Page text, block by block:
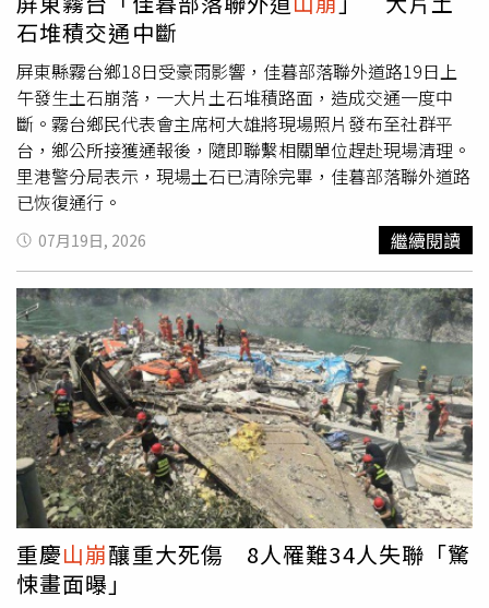
定，防止囤積與物價失控，同時加強能源安全及供應鏈韌
性，以降低國際局勢對菲律賓經濟的衝擊。在外交與國防方
面，小馬可仕再次重申菲律賓維護西菲律賓海（南海）主權
的立場，強調菲律賓不會放棄2016年南海仲裁案所確認的
合法權利，捍衛國家主權與漁民權益的立場不會改變。此
外，小馬可仕與昔日執政盟友、副總統薩拉杜特蒂的政治裂
痕也持續擴大。薩拉目前因涉及貪腐及涉嫌威脅總統等指控
接受彈劾審判，使菲律賓政局更加敏感。分析人士指出，小
馬可仕此次國情咨文除了交代政府一年來的施政成果，更試
圖透過「不護親、不護友」的肅貪態度，回應外界要求徹查
高層政治人物的期待。然而，這場反貪行動能否真正持續推
進，並讓所有涉案者依法接受審判，仍將是菲律賓社會未來
最關注的焦點。
部分工人來不及撤離，被困在隧道深處，人數後續可能依調
查結果進一步修正，現在最優先的事項就是盡快、安全地將
所有受困人員救出。此外，消息人士透露，第一批進入隧道
執行救援行動的人員因吸入甲烷，一度出現頭暈及呼吸困難
等症狀，所幸已全數安全撤離，並送往附近醫院接受治療。
石堆積交通中斷
屏東縣霧台鄉18日受豪雨影響，佳暮部落聯外道路19日上
午發生土石崩落，一大片土石堆積路面，造成交通一度中
斷。霧台鄉民代表會主席柯大雄將現場照片發布至社群平
台，鄉公所接獲通報後，隨即聯繫相關單位趕赴現場清理。
里港警分局表示，現場土石已清除完畢，佳暮部落聯外道路
已恢復通行。
07月19日, 2026 繼續閱讀
重慶山崩釀重大死傷 8人罹難34人失聯「驚
悚畫面曝」